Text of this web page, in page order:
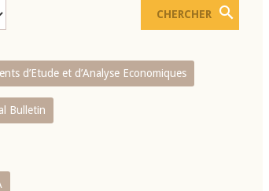
d’Etude et d’Analyse Economiques
Bulletin